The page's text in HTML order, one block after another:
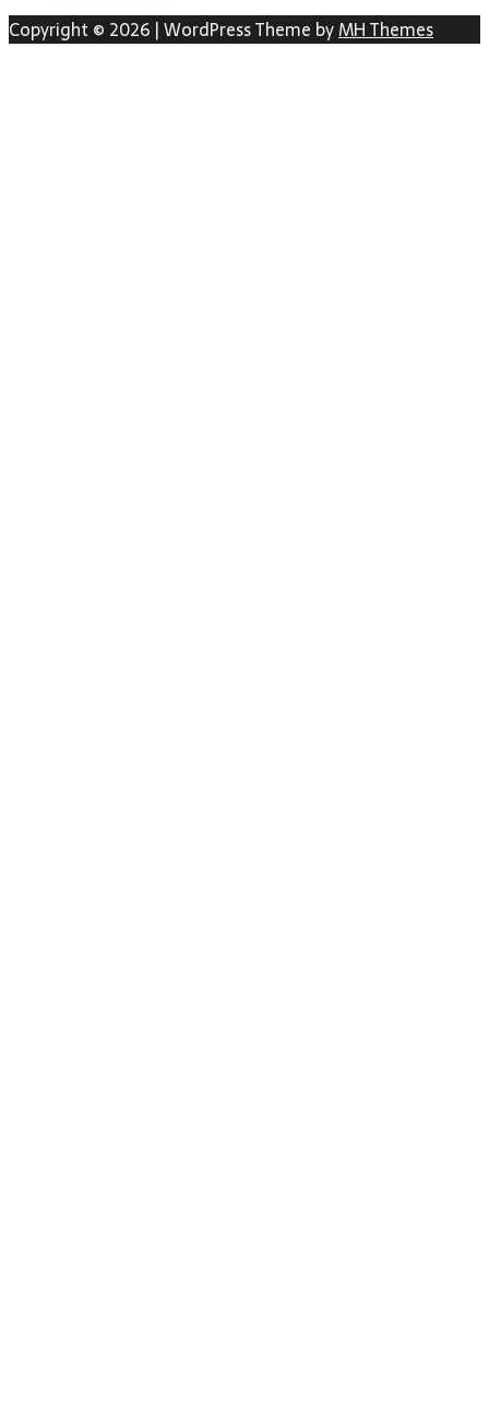
Copyright © 2026 | WordPress Theme byMH Themes